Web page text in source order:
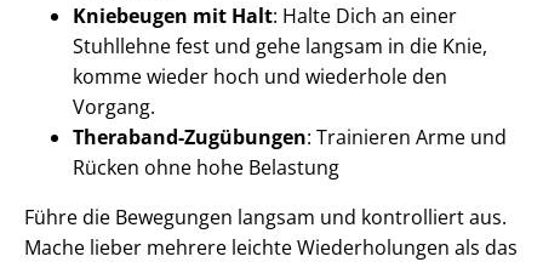
Kniebeugen mit Halt: Halte Dich an einer
Stuhllehne fest und gehe langsam in die Knie,
komme wieder hoch und wiederhole den
Vorgang.
Theraband-Zugübungen: Trainieren Arme und
Rücken ohne hohe Belastung
Führe die Bewegungen langsam und kontrolliert aus.
Mache lieber mehrere leichte Wiederholungen als das